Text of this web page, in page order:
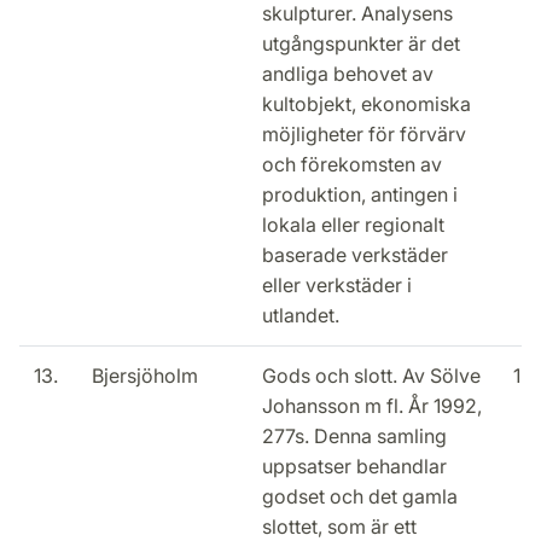
skulpturer. Analysens
utgångspunkter är det
andliga behovet av
kultobjekt, ekonomiska
möjligheter för förvärv
och förekomsten av
produktion, antingen i
lokala eller regionalt
baserade verkstäder
eller verkstäder i
utlandet.
13. Bjersjöholm
Gods och slott. Av Sölve
Johansson m fl. År 1992,
277s. Denna samling
uppsatser behandlar
godset och det gamla
slottet, som är ett